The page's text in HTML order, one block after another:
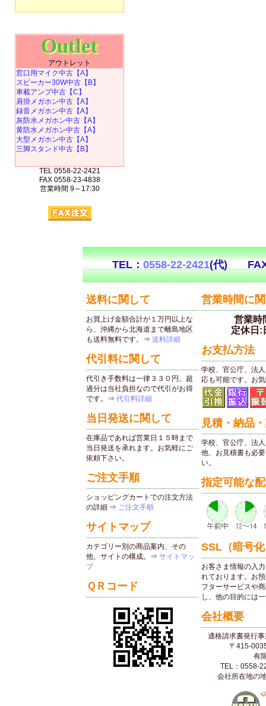
Outlet
アウトレット
窓口用マイク中古【A】
スピーカー30W中古【B】
車載アンプ中古【C】
肩掛メガホン中古【A】
録音メガホン中古【A】
灰防水メガホン中古【A】
黄防水メガホン中古【A】
大型メガホン中古【A】
三脚スタンド中古【B】
TEL 0558-22-2421
FAX 0558-23-4838
営業時間 9～17:30